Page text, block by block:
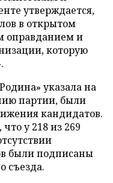
утверждается,
в открытом
оправданием и
которую
указала на
партии, были
кандидатов.
у 218 из 269
были подписаны
съезда.